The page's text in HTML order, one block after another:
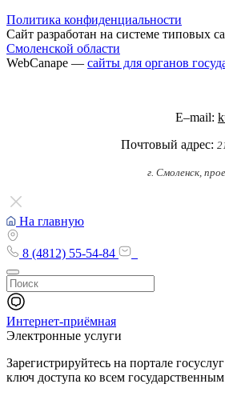
Политика конфиденциальности
Сайт разработан на системе типовых
Смоленской области
WebCanape — сайты для органов
E–mail:
Почтовый адрес:
г. Смоленск,
На главную
8 (4812) 55-54-84
Интернет-приёмная
Электронные услуги
Зарегистрируйтесь на портале
ключ доступа ко всем